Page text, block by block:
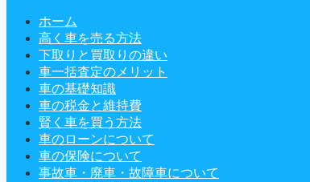
ホーム
高く車を売る方法
下取りと買取りの違い
車一括査定のメリット
車の基礎知識
車の税金と維持費
賢く車を買う方法
車のローンについて
車の保険について
事故車・廃車・故障車について